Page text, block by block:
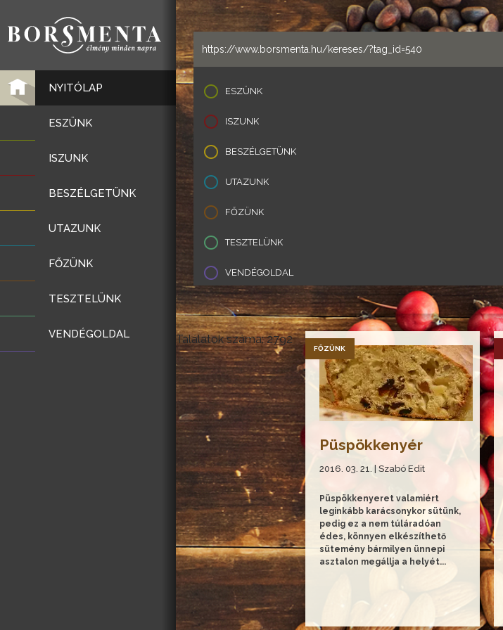
NYITÓLAP
ESZÜNK
ISZUNK
BESZÉLGETÜNK
UTAZUNK
FŐZÜNK
TESZTELÜNK
VENDÉGOLDAL
ESZÜNK
ISZUNK
BESZÉLGETÜNK
UTAZUNK
FŐZÜNK
TESZTELÜNK
VENDÉGOLDAL
Találatok száma: 2792
FŐZÜNK
Püspökkenyér
2016. 03. 21. | Szabó Edit
Püspökkenyeret valamiért
leginkább karácsonykor sütünk,
pedig ez a nem túláradóan
édes, könnyen elkészíthető
sütemény bármilyen ünnepi
asztalon megállja a helyét...